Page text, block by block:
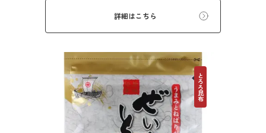
詳細はこちら
とろろ昆布